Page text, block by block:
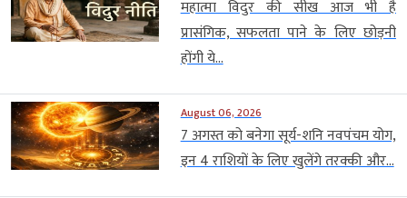
महात्मा विदुर की सीख आज भी है
प्रासंगिक, सफलता पाने के लिए छोड़नी
होंगी ये...
August 06, 2026
7 अगस्त को बनेगा सूर्य-शनि नवपंचम योग,
इन 4 राशियों के लिए खुलेंगे तरक्की और...